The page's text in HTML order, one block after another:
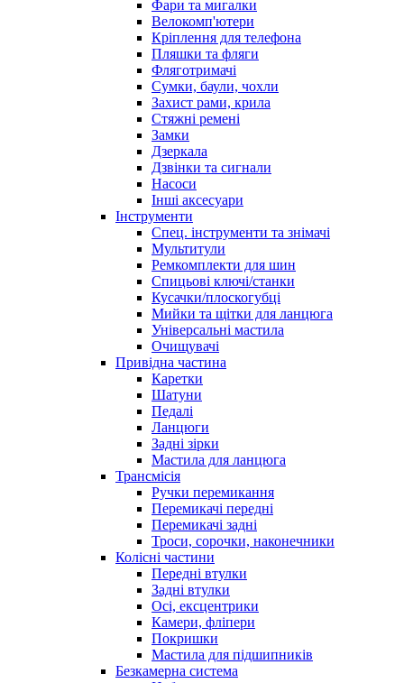
Фари та мигалки
Велокомп'ютери
Кріплення для телефона
Пляшки та фляги
Фляготримачі
Сумки, баули, чохли
Захист рами, крила
Стяжні ремені
Замки
Дзеркала
Дзвінки та сигнали
Насоси
Інші аксесуари
Інструменти
Спец. інструменти та знімачі
Мультитули
Ремкомплекти для шин
Спицьові ключі/станки
Кусачки/плоскогубці
Мийки та щітки для ланцюга
Універсальні мастила
Очищувачі
Привідна частина
Каретки
Шатуни
Педалі
Ланцюги
Задні зірки
Мастила для ланцюга
Трансмісія
Ручки перемикання
Перемикачі передні
Перемикачі задні
Троси, сорочки, наконечники
Колісні частини
Передні втулки
Задні втулки
Осі, ексцентрики
Камери, фліпери
Покришки
Мастила для підшипників
Безкамерна система